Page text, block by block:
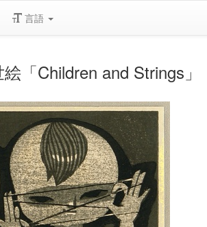
言語
「Children and Strings」